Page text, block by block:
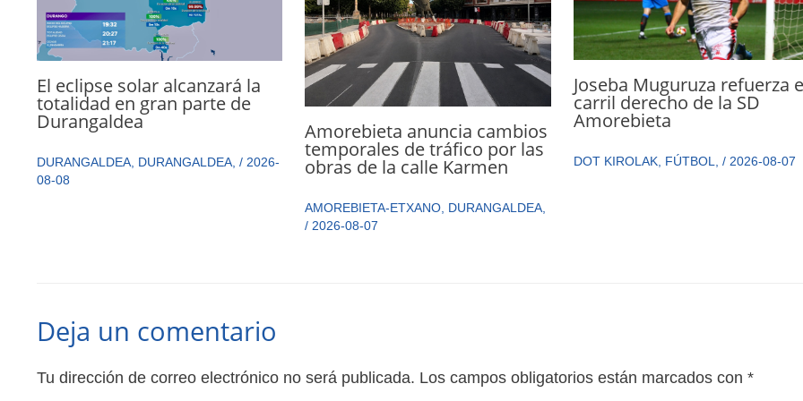
El eclipse solar alcanzará la
totalidad en gran parte de
Durangaldea
DURANGALDEA, DURANGALDEA, / 2026-
08-08
Amorebieta anuncia cambios
temporales de tráfico por las
obras de la calle Karmen
AMOREBIETA-ETXANO, DURANGALDEA,
/2026-08-07
Joseba Muguruza refuerza
carril derecho de la SD
Amorebieta
DOT KIROLAK, FÚTBOL / 2026-08-07
Deja un comentario
Tu dirección de correo electrónico no será publicada. Los campos obligatorios están marcados con *